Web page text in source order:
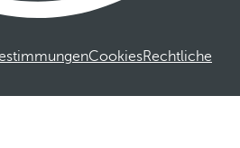
CookiesRechtliche